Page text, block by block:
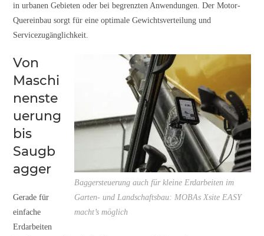
in urbanen Gebieten oder bei begrenzten Anwendungen. Der Motor-
Quereinbau sorgt für eine optimale Gewichtsverteilung und
Servicezugänglichkeit.
Baggersteuerung auch für kleine Erdarbeiten im
Garten- und Landschaftsbau: MOBAs Xsite EASY
macht’s möglich
Von
Maschi
nenste
uerung
bis
Saugb
agger
Gerade für
einfache
Erdarbeiten